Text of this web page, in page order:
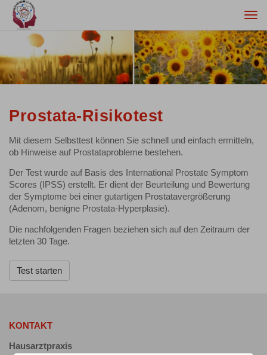
Prostata-Risikotest
Mit diesem Selbsttest können Sie schnell und einfach ermitteln,
ob Hinweise auf Prostataprobleme bestehen.
Der Test wurde auf Basis des International Prostate Symptom
Scores (IPSS) erstellt. Er dient der Beurteilung und Bewertung
der Symptome bei einer gutartigen Prostatavergrößerung
(Adenom, benigne Prostata-Hyperplasie).
Die nachfolgenden Fragen beziehen sich auf den Zeitraum der
letzten 30 Tage.
Test starten
KONTAKT
Hausarztpraxis